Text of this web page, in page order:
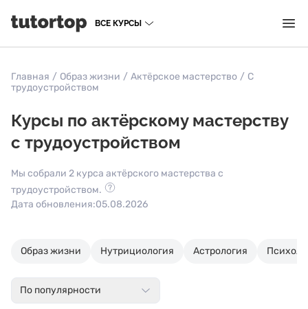
ВСЕ КУРСЫ
Главная / Образ жизни / Актёрское мастерство / С
трудоустройством
Курсы по актёрскому мастерству
с трудоустройством
Мы собрали 2 курса актёрского мастерства с
трудоустройством.
Дата обновления:05.08.2026
Образ жизни Нутрициология Астрология
По популярности